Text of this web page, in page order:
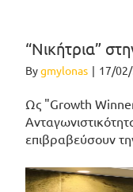
“Νικήτρια”
Bygmylonas | 17/
Ως "Growth
επιβραβεύσουν